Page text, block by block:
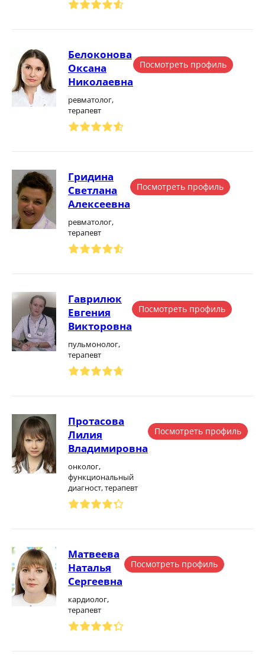
Белоконова
Оксана
Николаевна
ревматолог,
терапевт
Посмотреть профиль
Гридина
Светлана
Алексеевна
ревматолог,
терапевт
Посмотреть профиль
Гаврилюк
Евгения
Викторовна
пульмонолог,
терапевт
Посмотреть профиль
Протасова
Лилия
Владимировна
онколог,
функциональный
диагност, терапевт
Посмотреть профиль
Матвеева
Наталья
Сергеевна
кардиолог,
терапевт
Посмотреть профиль